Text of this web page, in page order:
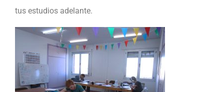
tus estudios adelante.